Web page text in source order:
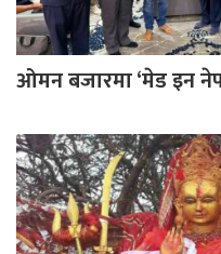
ओमन बजारमा ‘मेड इन